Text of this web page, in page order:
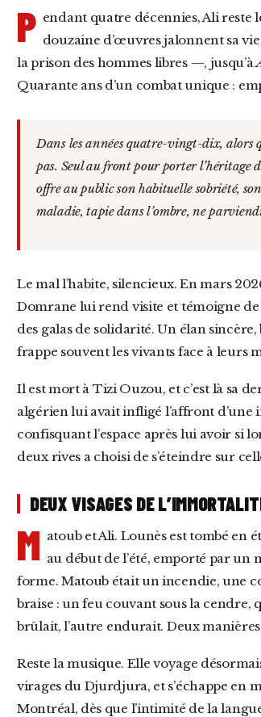
P endant quatre décennies, Ali reste
douzaine d’œuvres jalonnent sa
la prison des hommes libres —, jusqu’à
Quarante ans d’un combat unique :
Dans les années quatre-vingt-dix, alors que la décennie noire ensanglante l’Algérie, Ali ne fléchit
pas. Seul au front pour porter l’héritage
offre au public son habituelle sobriété,
maladie, tapie dans l’ombre, ne
Le mal l’habite, silencieux. En mars 2026, hospitalisé à Saint-Étienne, la chanteuse Malika
Domrane lui rend visite et témoigne de
des galas de solidarité. Un élan
frappe souvent les vivants face à leurs
Il est mort à Tizi Ouzou, et c’est là sa dernière victoire : être rentré. En février 2022, le pouvoir
algérien lui avait infligé l’affront
confisquant l’espace après lui avoir si
deux rives a choisi de s’éteindre sur
DEUX VISAGES DE
M atoub et Ali. Lounès est tombé en
au début de l’été, emporté par un
forme. Matoub était un incendie, une
braise : un feu couvant sous la cendre,
brûlait, l’autre endurait. Deux
Reste la musique. Elle voyage désormais dans les téléphones des exilés, résonne dans les
virages du Djurdjura, et s’échappe en
Montréal, dès que l’intimité de la